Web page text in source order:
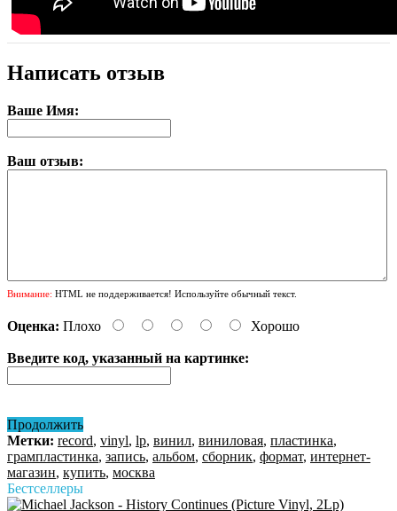
Написать отзыв
Ваше Имя:
Ваш отзыв:
Внимание: HTML не поддерживается! Используйте обычный текст.
Оценка: Плохо Хорошо
Введите код, указанный на картинке:
Продолжить
Метки: record, vinyl, lp, винил, виниловая, пластинка,
грампластинка, запись, альбом, сборник, формат, интернет-
магазин, купить, москва
Бестселлеры